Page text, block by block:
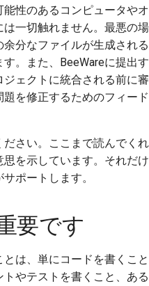
能性のあるコンピュータやオ
一切触れません。最悪の場
分なファイルが生成される
。また、BeeWareに提出す
ェクトに統合される前に審
を修正するためのフィード
さい。ここまで読んでくれ
を示しています。それだけ
ポートします。
要です
は、単にコードを書くこと
やテストを書くこと、ある